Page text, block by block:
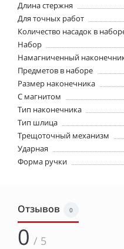
Длина стержня
Для точных работ
Количество насадок в
Набор
Намагниченный
Предметов в наборе
Размер наконечника
С магнитом
Тип наконечника
Тип шлица
Трещоточный механизм
Ударная
Форма ручки
Отзывов 0
0 / 5